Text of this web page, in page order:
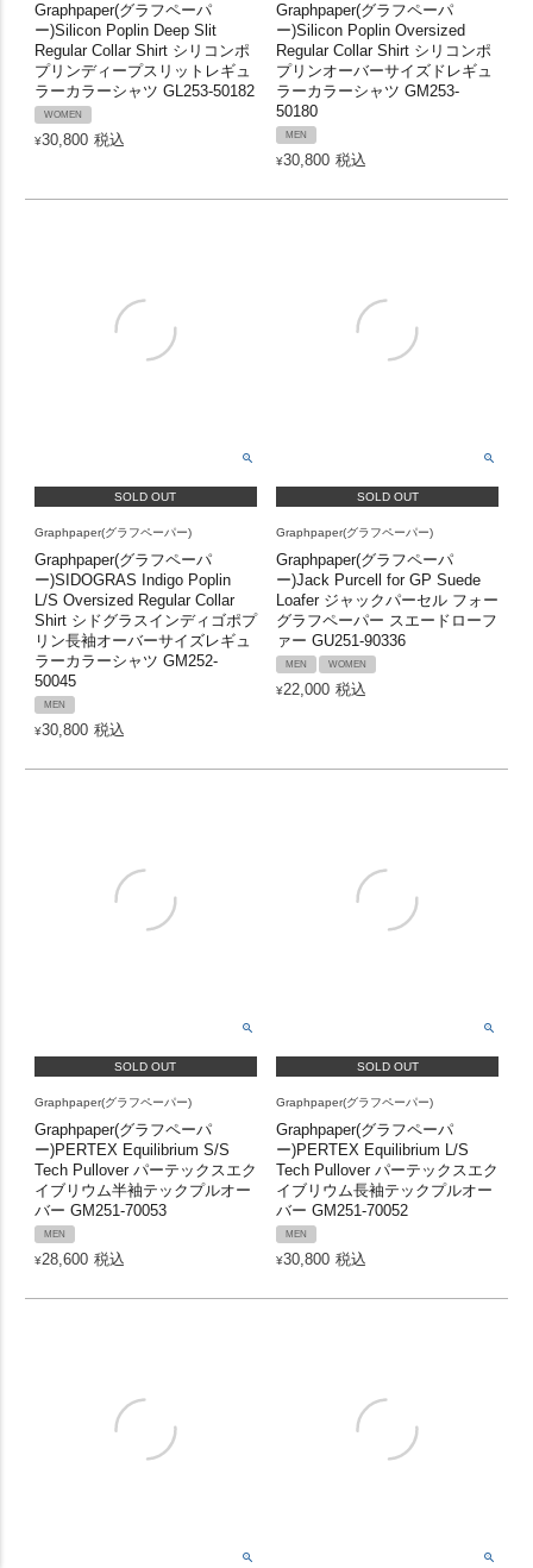
Graphpaper(グラフペーパ
ー)Silicon Poplin Deep Slit
Regular Collar Shirt シリコンポ
プリンディープスリットレギュ
ラーカラーシャツ GL253-50182
WOMEN
¥30,800 税込
Graphpaper(グラフペーパ
ー)Silicon Poplin Oversized
Regular Collar Shirt シリコンポ
プリンオーバーサイズドレギュ
ラーカラーシャツ GM253-
50180
MEN
¥30,800 税込
SOLD OUT
Graphpaper(グラフペーパー)
Graphpaper(グラフペーパ
ー)SIDOGRAS Indigo Poplin
L/S Oversized Regular Collar
Shirt シドグラスインディゴポプ
リン長袖オーバーサイズレギュ
ラーカラーシャツ GM252-
50045
MEN
¥30,800 税込
SOLD OUT
Graphpaper(グラフペーパー)
Graphpaper(グラフペーパ
ー)Jack Purcell for GP Suede
Loafer ジャックパーセル フォー
グラフペーパー スエードローフ
ァー GU251-90336
MEN WOMEN
¥22,000 税込
SOLD OUT
Graphpaper(グラフペーパー)
Graphpaper(グラフペーパ
ー)PERTEX Equilibrium S/S
Tech Pullover パーテックスエク
イブリウム半袖テックプルオー
バー GM251-70053
MEN
¥28,600 税込
SOLD OUT
Graphpaper(グラフペーパー)
Graphpaper(グラフペーパ
ー)PERTEX Equilibrium L/S
Tech Pullover パーテックスエク
イブリウム長袖テックプルオー
バー GM251-70052
MEN
¥30,800 税込